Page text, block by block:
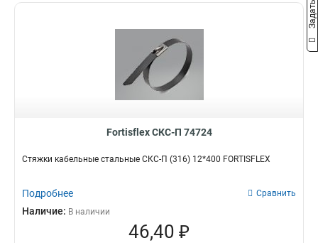
Fortisflex СКС-П 74724
Стяжки кабельные стальные СКС-П (316) 12*400 FORTISFLEX
Подробнее Сравнить
Наличие: В наличии
46,40 ₽